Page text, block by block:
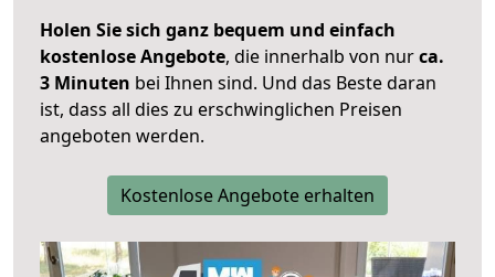
Holen Sie sich ganz bequem und einfach
kostenlose Angebote, die innerhalb von nurca.
3 Minuten bei Ihnen sind. Und das Beste daran
ist, dass all dies zu erschwinglichen Preisen
angeboten werden.
Kostenlose Angebote erhalten